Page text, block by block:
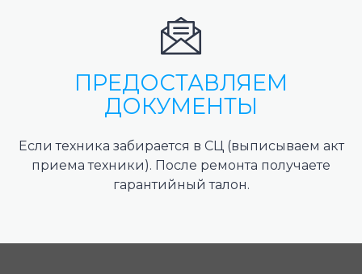
ПРЕДОСТАВЛЯЕМ
ДОКУМЕНТЫ
Если техника забирается в СЦ (выписываем акт
приема техники). После ремонта получаете
гарантийный талон.